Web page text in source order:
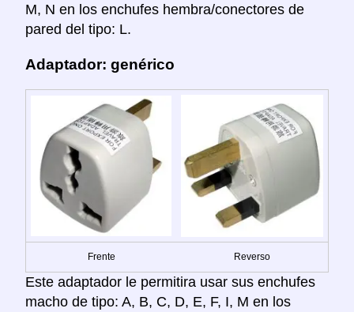
M, N en los enchufes hembra/conectores de
pared del tipo: L.
Adaptador: genérico
Frente Reverso
Este adaptador le permitira usar sus enchufes
macho de tipo: A, B, C, D, E, F, I, M en los